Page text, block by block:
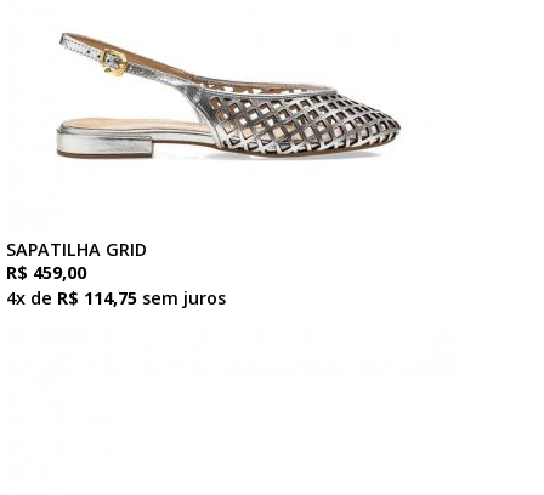
SAPATILHA GRID
R$ 459,00
4x de R$ 114,75 sem juros